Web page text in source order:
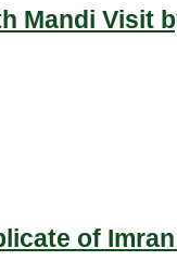
Mandi Visit
of